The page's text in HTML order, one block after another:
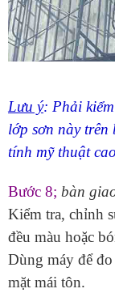
Lưu ý: Phải
lớp sơn này trên
tính mỹ thuật
Bước 8; bàn
Kiểm tra, chỉnh
đều màu hoặc
Dùng máy để
mặt mái tôn.